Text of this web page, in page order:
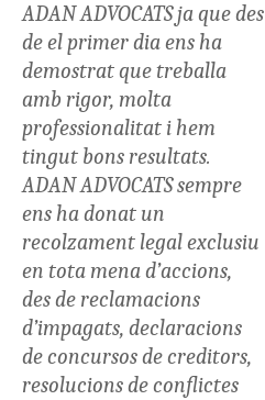
ADAN ADVOCATS ja que des
de el primer dia ens ha
demostrat que treballa
amb rigor, molta
professionalitat i hem
tingut bons resultats.
ADAN ADVOCATS sempre
ens ha donat un
recolzament legal exclusiu
en tota mena d’accions,
des de reclamacions
d’impagats, declaracions
de concursos de creditors,
resolucions de conflictes